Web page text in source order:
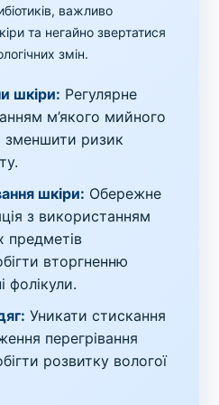
важливо
та негайно звертатися
змін.
шкіри: Регулярне
м’якого мийного
зменшити ризик
шкіри: Обережне
з використанням
предметів
вторгненню
фолікули.
Уникати стискання
перегрівання
розвитку вологої